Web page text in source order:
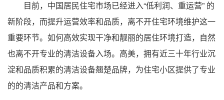
目前，中国居民住宅市场已经进入“低利润、重运营” 的
新阶段，而提升运营效率和品质，离不开住宅环境维护这一
重要环节。如何高效实现干净和靓丽的居住环境打造，自然
也离不开专业的清洁设备入场。高美，拥有近三十年行业沉
淀和品质积累的清洁设备翘楚品牌，为住宅小区提供了专业
的的清洁产品和方案。